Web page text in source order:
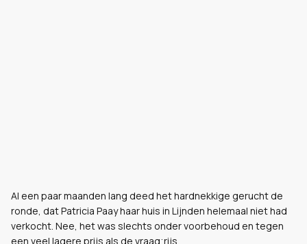
Al een paar maanden lang deed het hardnekkige gerucht de
ronde, dat Patricia Paay haar huis in Lijnden helemaal niet had
verkocht. Nee, het was slechts onder voorbehoud en tegen
een veel lagere prijs als de vraag;rijs.